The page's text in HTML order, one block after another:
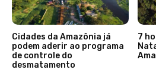
Cidades da Amazônia já
podem aderir ao programa
de controle do
desmatamento
7